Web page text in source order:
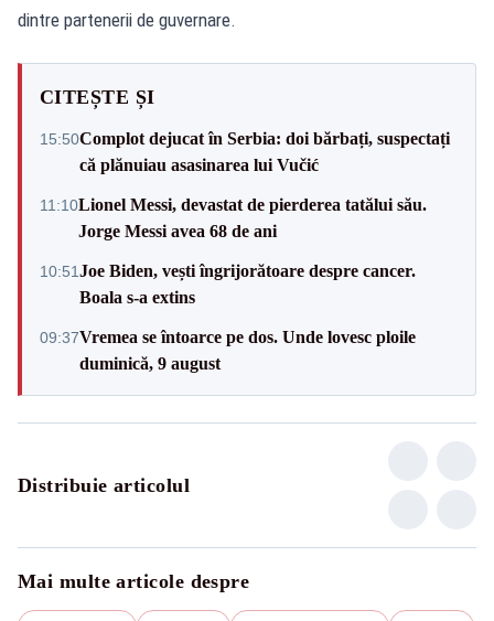
dintre partenerii de guvernare.
CITEȘTE ȘI
15:50Complot dejucat în Serbia: doi bărbați, suspectați
că plănuiau asasinarea lui Vučić
11:10Lionel Messi, devastat de pierderea tatălui său.
Jorge Messi avea 68 de ani
10:51Joe Biden, vești îngrijorătoare despre cancer.
Boala s-a extins
09:37Vremea se întoarce pe dos. Unde lovesc ploile
duminică, 9 august
Distribuie articolul
Mai multe articole despre